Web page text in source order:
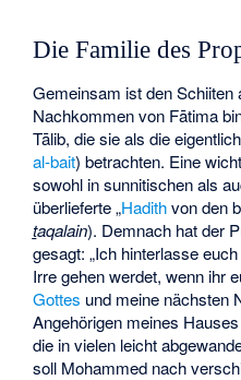
Die Familie des
Gemeinsam ist den Schiiten
Nachkommen von Fātima
Tālib, die sie als die
al-bait) betrachten. Eine
sowohl in sunnitischen als
überlieferte „Hadithvon den
ṯaqalain). Demnach hat der
gesagt: „Ich hinterlasse
Irre gehen werdet, wenn ihr
Gottes und meine nächsten
Angehörigen meines
die in vielen leicht
soll Mohammed nach